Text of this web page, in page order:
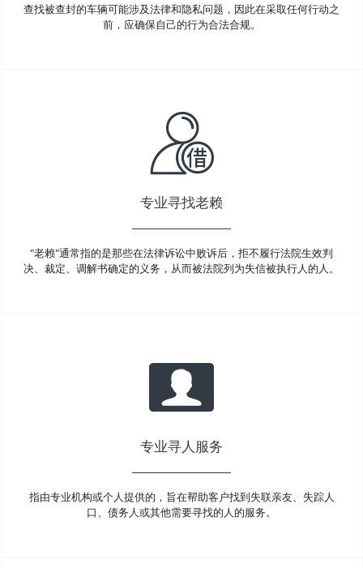
查找被查封的车辆可能涉及法律和隐私问题，因此在采取任何行动之
前，应确保自己的行为合法合规。
专业寻找老赖
"老赖"通常指的是那些在法律诉讼中败诉后，拒不履行法院生效判
决、裁定、调解书确定的义务，从而被法院列为失信被执行人的人。
专业寻人服务
指由专业机构或个人提供的，旨在帮助客户找到失联亲友、失踪人
口、债务人或其他需要寻找的人的服务。